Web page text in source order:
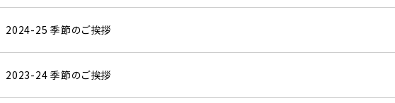
2024-25 季節のご挨拶
2023-24 季節のご挨拶